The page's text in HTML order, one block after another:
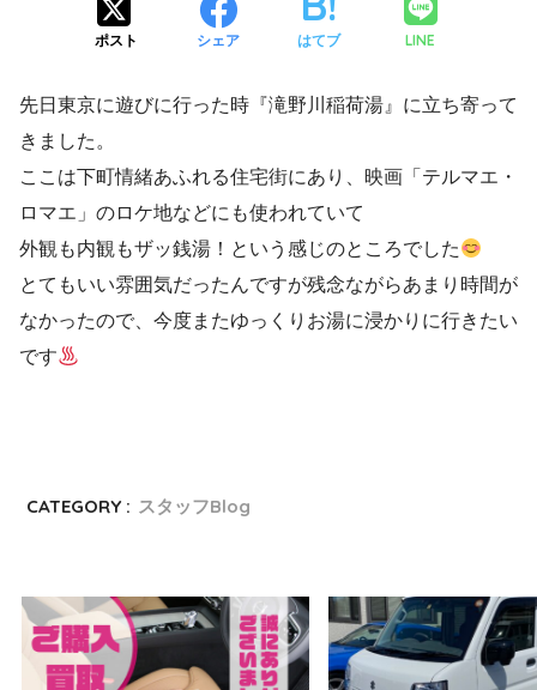
ポスト シェア はてブ LINE
先日東京に遊びに行った時『滝野川稲荷湯』に立ち寄って
きました。
ここは下町情緒あふれる住宅街にあり、映画「テルマエ・
ロマエ」のロケ地などにも使われていて
外観も内観もザッ銭湯！という感じのところでした
とてもいい雰囲気だったんですが残念ながらあまり時間が
なかったので、今度またゆっくりお湯に浸かりに行きたい
です
CATEGORY : スタッフBlog